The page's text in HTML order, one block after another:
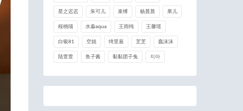
星之迟迟 朱可儿 束缚 杨晨晨 果儿
桜桃喵 水淼aqua 王雨纯 王馨瑶
白银81 空姐 绮里嘉 芝芝 蠢沫沫
陆萱萱 鱼子酱 黏黏团子兔 지아